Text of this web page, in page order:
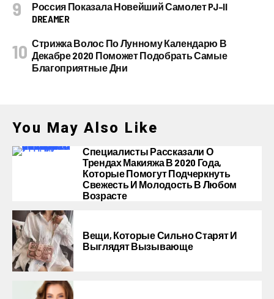
Россия Показала Новейший Самолет PJ–II
DREAMER
Стрижка Волос По Лунному Календарю В
Декабре 2020 Поможет Подобрать Самые
Благоприятные Дни
You May Also Like
Специалисты Рассказали О
Трендах Макияжа В 2020 Года,
Которые Помогут Подчеркнуть
Свежесть И Молодость В Любом
Возрасте
Вещи, Которые Сильно Старят И
Выглядят Вызывающе